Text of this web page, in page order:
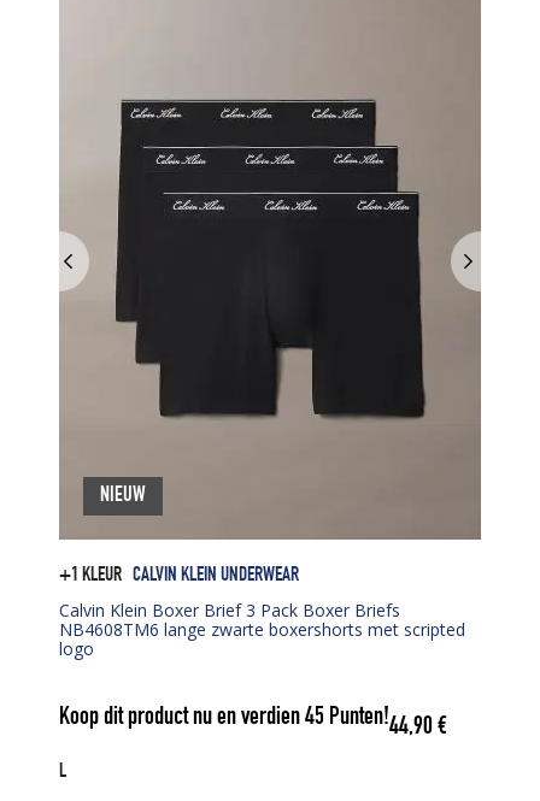
+1 KLEUR CALVIN KLEIN UNDERWEAR
Calvin Klein Boxer Brief 3 Pack Boxer Briefs
NB4608TM6 lange zwarte boxershorts met scripted
logo
Koop dit product nu en verdien45 Punten!44,90€
L
NIEUW